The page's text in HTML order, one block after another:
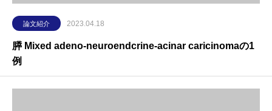
論文紹介 2023.04.18
膵 Mixed adeno-neuroendcrine-acinar caricinomaの1
例